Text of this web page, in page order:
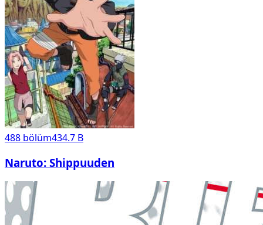
488 bölüm434.7 B
Naruto: Shippuuden